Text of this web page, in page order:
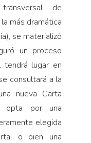
de
más dramática
se materializó
un proceso
tendrá lugar en
consultará a la
nueva Carta
opta por una
elegida
o bien una